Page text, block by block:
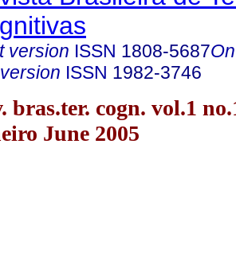
version ISSN 1808-5687
ISSN 1982-3746
bras.ter. cogn. vol.1
June 2005